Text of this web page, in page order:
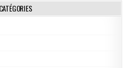
CATÉGORIES